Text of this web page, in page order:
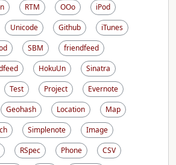
RTM OOo
iPod
Unicode Github
iTunes
SBM
friendfeed
HokuUn
Sinatra
Test Project
Evernote
Geohash Location
Map
Simplenote
Image
RSpec Phone
CSV